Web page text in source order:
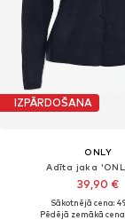
IZPĀRDOŠANA
ONLY
Adīta jaka
39,90 €
Sākotnējā cena:
Pēdējā zemākā cena: